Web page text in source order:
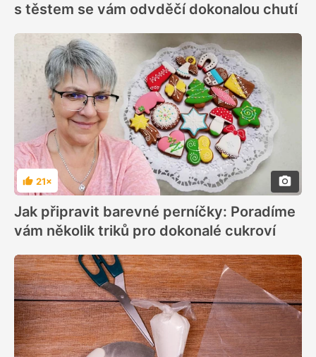
s těstem se vám odvděčí dokonalou chutí
Hodnocení
21×
Jak připravit barevné perníčky: Poradíme
vám několik triků pro dokonalé cukroví